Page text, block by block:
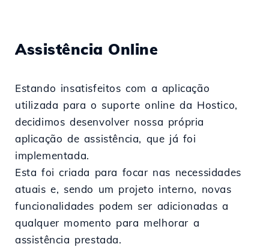
Assistência Online
Estando insatisfeitos com a aplicação
utilizada para o suporte online da Hostico,
decidimos desenvolver nossa própria
aplicação de assistência, que já foi
implementada.
Esta foi criada para focar nas necessidades
atuais e, sendo um projeto interno, novas
funcionalidades podem ser adicionadas a
qualquer momento para melhorar a
assistência prestada.